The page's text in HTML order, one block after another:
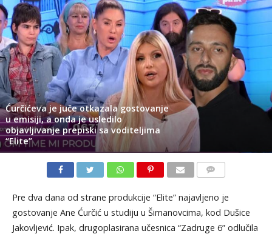
Ćurčićeva je juče otkazala gostovanje
u emisiji, a onda je usledilo
objavljivanje prepiski sa voditeljima
“Elite”
Pre dva dana od strane produkcije “Elite” najavljeno je
gostovanje Ane Ćurčić u studiju u Šimanovcima, kod Dušice
Jakovljević. Ipak, drugoplasirana učesnica “Zadruge 6” odlučila